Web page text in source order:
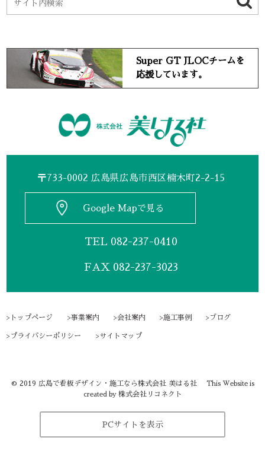
Super GT JLOCチームを
応援しています。
〒733-0002 広島県広島市西区楠木町2-2-15
Google Mapで見る
TEL 082-237-0410
FAX 082-237-3023
トップページ 事業案内 会社案内 施工事例 ブログ
プライバシーポリシー サイトマップ
© 2019 広島で看板デザイン・施工なら株式会社 美はる社
This Website is
created by 株式会社リコネクト
PCサイトを表示